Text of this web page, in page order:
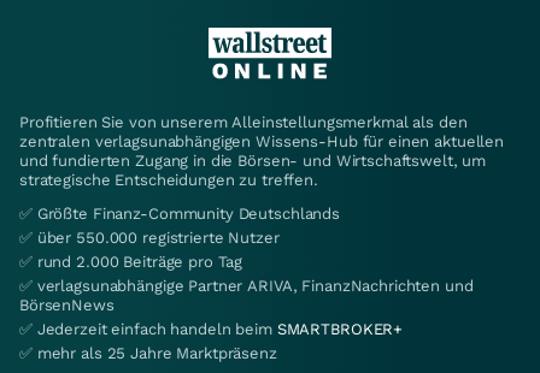
Profitieren Sie von unserem Alleinstellungsmerkmal als den
zentralen verlagsunabhängigen Wissens-Hub für einen aktuellen
und fundierten Zugang in die Börsen- und Wirtschaftswelt, um
strategische Entscheidungen zu treffen.
✅ Größte Finanz-Community Deutschlands
✅ über 550.000 registrierte Nutzer
✅ rund 2.000 Beiträge pro Tag
✅ verlagsunabhängige Partner ARIVA, FinanzNachrichten und
BörsenNews
✅ Jederzeit einfach handeln beim SMARTBROKER+
✅ mehr als 25 Jahre Marktpräsenz